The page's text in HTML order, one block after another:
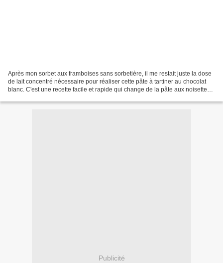
Après mon sorbet aux framboises sans sorbetière, il me restait juste la dose
de lait concentré nécessaire pour réaliser cette pâte à tartiner au chocolat
blanc. C'est une recette facile et rapide qui change de la pâte aux noisettes.
Publicité